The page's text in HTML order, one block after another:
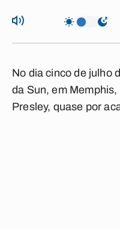
No dia cinco de julho
da Sun, em
Presley, quase por